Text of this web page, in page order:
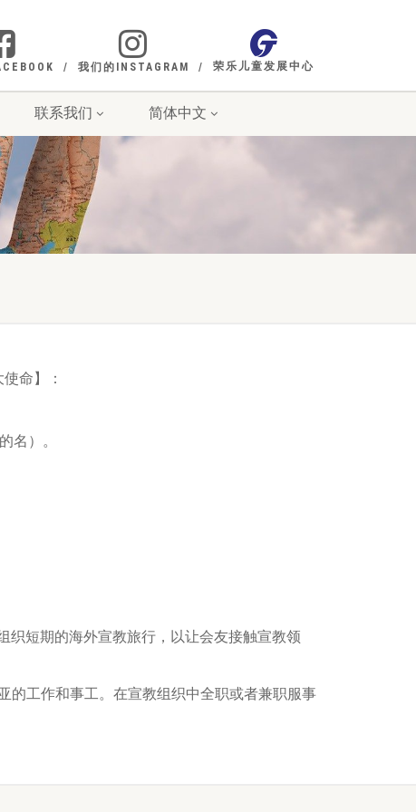
我们的INSTAGRAM 荣乐儿童发展中心
联系我们 简体中文
命】：
名）。
织短期的海外宣教旅行，以让会友接触宣教领
的工作和事工。在宣教组织中全职或者兼职服事